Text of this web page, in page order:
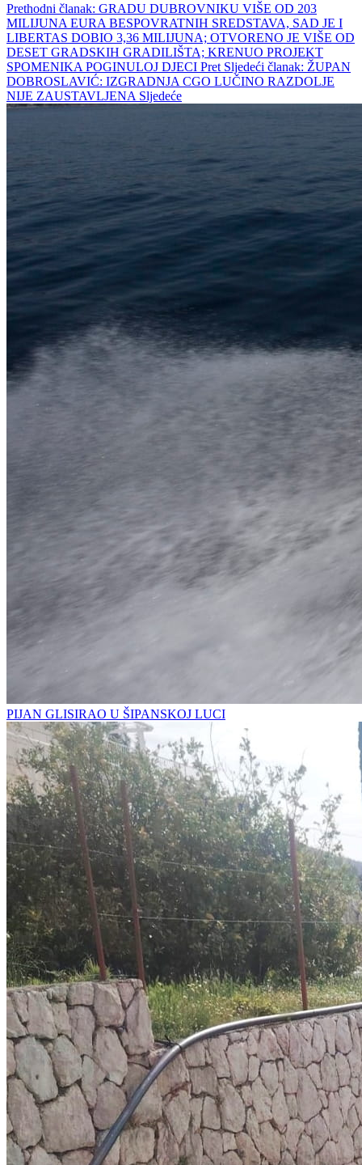
Prethodni članak: GRADU DUBROVNIKU VIŠE OD 203
MILIJUNA EURA BESPOVRATNIH SREDSTAVA, SAD JE I
LIBERTAS DOBIO 3,36 MILIJUNA; OTVORENO JE VIŠE OD
DESET GRADSKIH GRADILIŠTA; KRENUO PROJEKT
SPOMENIKA POGINULOJ DJECI Pret Sljedeći članak: ŽUPAN
DOBROSLAVIĆ: IZGRADNJA CGO LUČINO RAZDOLJE
NIJE ZAUSTAVLJENA Sljedeće
PIJAN GLISIRAO U ŠIPANSKOJ LUCI